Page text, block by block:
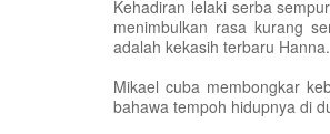
Kehadiran lelaki serba
menimbulkan rasa kurang
adalah kekasih terbaru Hanna.
Mikael cuba membongkar
bahawa tempoh hidupnya di